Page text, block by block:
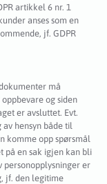
artikkel 6 nr. 1
anses som en
jf. GDPR
må
og siden
er avsluttet. Evt.
hensyn både til
komme opp spørsmål
på en sak igjen kan bli
er
jf. den legitime